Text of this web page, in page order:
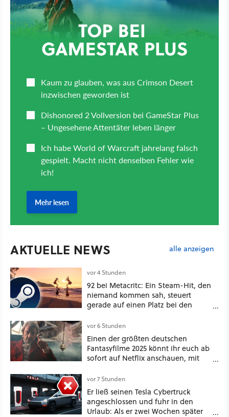
AKTUELLE NEWS alle anzeigen
vor 4 Stunden
92 bei Metacritc: Ein Steam-Hit, den
niemand kommen sah, steuert
gerade auf einen Platz bei den
vor 6 Stunden
Einen der größten deutschen
Fantasyfilme 2025 könnt ihr euch ab
sofort auf Netflix anschauen, mit
vor 7 Stunden
Er ließ seinen Tesla Cybertruck
angeschlossen und fuhr in den
Urlaub: Als er zwei Wochen später